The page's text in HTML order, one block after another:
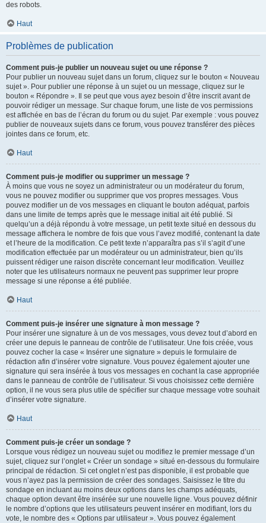
des robots.
Haut
Problèmes de publication
Comment puis-je publier un nouveau sujet ou une réponse ?
Pour publier un nouveau sujet dans un forum, cliquez sur le bouton « Nouveau
sujet ». Pour publier une réponse à un sujet ou un message, cliquez sur le
bouton « Répondre ». Il se peut que vous ayez besoin d’être inscrit avant de
pouvoir rédiger un message. Sur chaque forum, une liste de vos permissions
est affichée en bas de l’écran du forum ou du sujet. Par exemple : vous pouvez
publier de nouveaux sujets dans ce forum, vous pouvez transférer des pièces
jointes dans ce forum, etc.
Haut
Comment puis-je modifier ou supprimer un message ?
À moins que vous ne soyez un administrateur ou un modérateur du forum,
vous ne pouvez modifier ou supprimer que vos propres messages. Vous
pouvez modifier un de vos messages en cliquant le bouton adéquat, parfois
dans une limite de temps après que le message initial ait été publié. Si
quelqu’un a déjà répondu à votre message, un petit texte situé en dessous du
message affichera le nombre de fois que vous l’avez modifié, contenant la date
et l’heure de la modification. Ce petit texte n’apparaîtra pas s’il s’agit d’une
modification effectuée par un modérateur ou un administrateur, bien qu’ils
puissent rédiger une raison discrète concernant leur modification. Veuillez
noter que les utilisateurs normaux ne peuvent pas supprimer leur propre
message si une réponse a été publiée.
Haut
Comment puis-je insérer une signature à mon message ?
Pour insérer une signature à un de vos messages, vous devez tout d’abord en
créer une depuis le panneau de contrôle de l’utilisateur. Une fois créée, vous
pouvez cocher la case « Insérer une signature » depuis le formulaire de
rédaction afin d’insérer votre signature. Vous pouvez également ajouter une
signature qui sera insérée à tous vos messages en cochant la case appropriée
dans le panneau de contrôle de l’utilisateur. Si vous choisissez cette dernière
option, il ne vous sera plus utile de spécifier sur chaque message votre souhait
d’insérer votre signature.
Haut
Comment puis-je créer un sondage ?
Lorsque vous rédigez un nouveau sujet ou modifiez le premier message d’un
sujet, cliquez sur l’onglet « Créer un sondage » situé en-dessous du formulaire
principal de rédaction. Si cet onglet n’est pas disponible, il est probable que
vous n’ayez pas la permission de créer des sondages. Saisissez le titre du
sondage en incluant au moins deux options dans les champs adéquats,
chaque option devant être insérée sur une nouvelle ligne. Vous pouvez définir
le nombre d’options que les utilisateurs peuvent insérer en modifiant, lors du
vote, le nombre des « Options par utilisateur ». Vous pouvez également